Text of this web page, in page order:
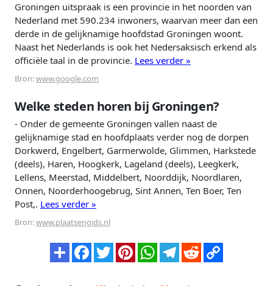
Groningen uitspraak is een provincie in het noorden van
Nederland met 590.234 inwoners, waarvan meer dan een
derde in de gelijknamige hoofdstad Groningen woont.
Naast het Nederlands is ook het Nedersaksisch erkend als
officiële taal in de provincie. Lees verder »
Bron:www.google.com
Welke steden horen bij Groningen?
- Onder de gemeente Groningen vallen naast de
gelijknamige stad en hoofdplaats verder nog de dorpen
Dorkwerd, Engelbert, Garmerwolde, Glimmen, Harkstede
(deels), Haren, Hoogkerk, Lageland (deels), Leegkerk,
Lellens, Meerstad, Middelbert, Noorddijk, Noordlaren,
Onnen, Noorderhoogebrug, Sint Annen, Ten Boer, Ten
Post,. Lees verder »
Bron:www.plaatsengids.nl